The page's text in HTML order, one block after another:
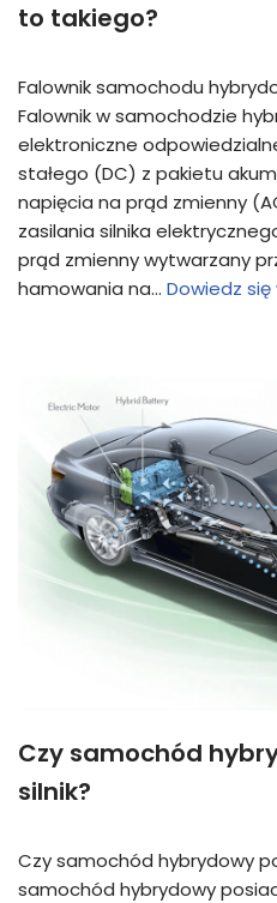
to takiego?
Falownik samochodu
Falownik w samochodzie
elektroniczne
stałego (DC) z pakietu
napięcia na prąd zmienny
zasilania silnika
prąd zmienny wytwarzany
hamowania na… Dowiedz się
Czy samochód
silnik?
Czy samochód hybrydowy
samochód hybrydowy